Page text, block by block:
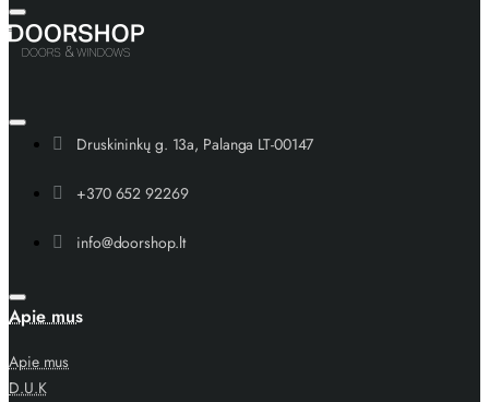
Druskininkų g. 13a, Palanga LT-00147
+370 652 92269
info@doorshop.lt
Apie mus
Apie mus
D.U.K